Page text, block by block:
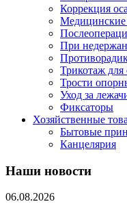
Коррекция
Медицинские
При
Трикотаж для
Трости
Уход за
Фиксаторы
Хозяйственные
Бытовые
Канцелярия
Наши новости
06.08.2026